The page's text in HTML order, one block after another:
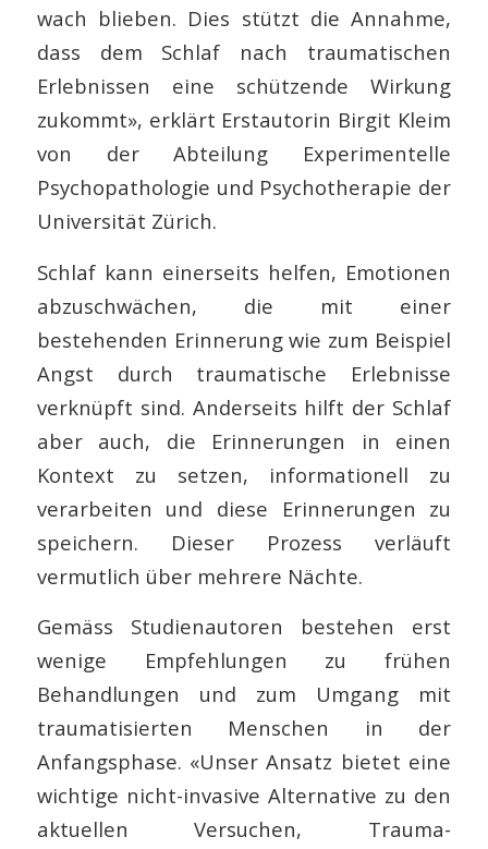
wach blieben. Dies stützt die Annahme,
dass dem Schlaf nach traumatischen
Erlebnissen eine schützende Wirkung
zukommt», erklärt Erstautorin Birgit Kleim
von der Abteilung Experimentelle
Psychopathologie und Psychotherapie der
Universität Zürich.
Schlaf kann einerseits helfen, Emotionen
abzuschwächen, die mit einer
bestehenden Erinnerung wie zum Beispiel
Angst durch traumatische Erlebnisse
verknüpft sind. Anderseits hilft der Schlaf
aber auch, die Erinnerungen in einen
Kontext zu setzen, informationell zu
verarbeiten und diese Erinnerungen zu
speichern. Dieser Prozess verläuft
vermutlich über mehrere Nächte.
Gemäss Studienautoren bestehen erst
wenige Empfehlungen zu frühen
Behandlungen und zum Umgang mit
traumatisierten Menschen in der
Anfangsphase. «Unser Ansatz bietet eine
wichtige nicht-invasive Alternative zu den
aktuellen Versuchen, Trauma-